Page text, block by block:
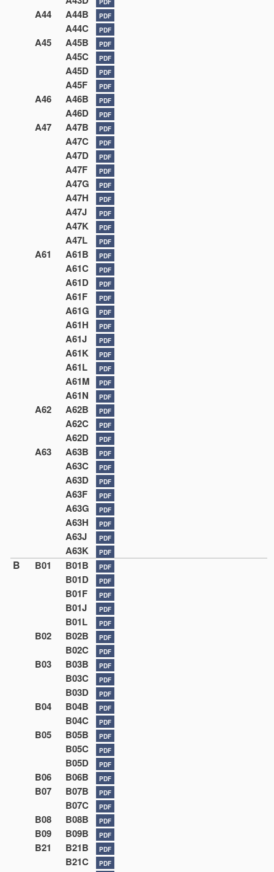
PDF
A44 A44B PDF
A44C PDF
A45 A45B PDF
A45C PDF
A45D PDF
A45F PDF
A46 A46B PDF
A46D PDF
A47 A47B PDF
A47C PDF
A47D PDF
A47F PDF
A47G PDF
A47H PDF
A47J PDF
A47K PDF
A47L PDF
A61 A61B PDF
A61C PDF
A61D PDF
A61F PDF
A61G PDF
A61H PDF
A61J PDF
A61K PDF
A61L PDF
A61M PDF
A61N PDF
A62 A62B PDF
A62C PDF
A62D PDF
A63 A63B PDF
A63C PDF
A63D PDF
A63F PDF
A63G PDF
A63H PDF
A63J PDF
A63K PDF
B B01 B01B PDF
B01D PDF
B01F PDF
B01J PDF
B01L PDF
B02 B02B PDF
B02C PDF
B03 B03B PDF
B03C PDF
B03D PDF
B04 B04B PDF
B04C PDF
B05 B05B PDF
B05C PDF
B05D PDF
B06 B06B PDF
B07 B07B PDF
B07C PDF
B08 B08B PDF
B09 B09B PDF
B21 B21B PDF
B21C PDF